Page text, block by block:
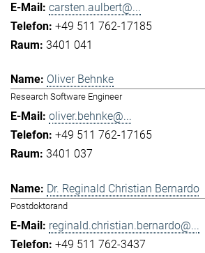
carsten.aulbert@...
+49 511 762-17185
3401 041
Oliver Behnke
Research Software Engineer
oliver.behnke@...
+49 511 762-17165
3401 037
Dr. Reginald Christian Bernardo
Postdoktorand
reginald.christian.bernardo@...
+49 511 762-3437